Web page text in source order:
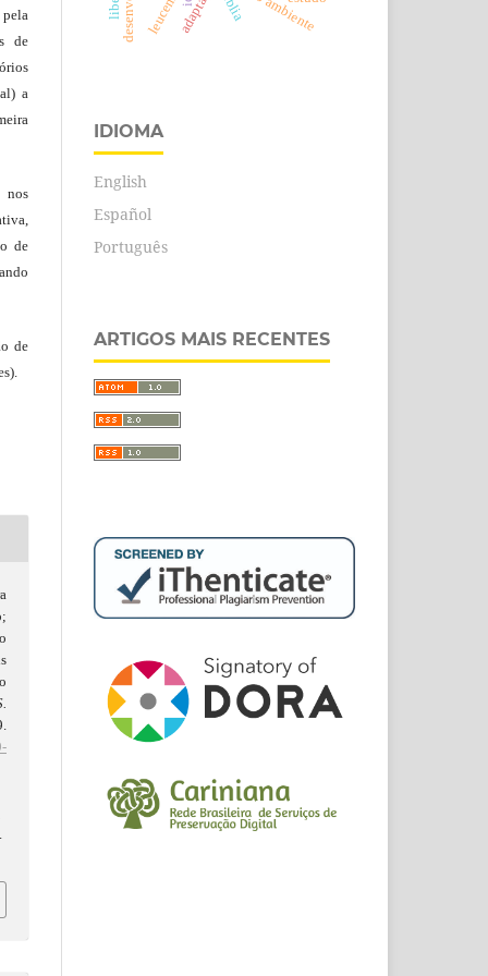
de
a
nos
de
de
IDIOMA
English
Español
Português
ARTIGOS MAIS RECENTES